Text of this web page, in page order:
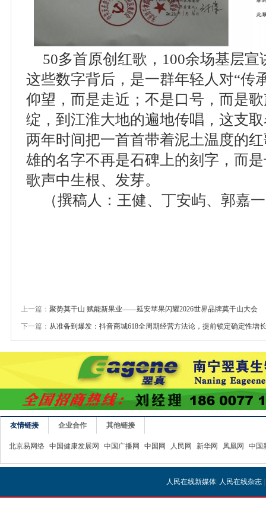
50多首原创红歌，100余场基层
这些数字背后，是一群年轻人对“传
仰望，而是走近；不是口号，而是
绽，到江淮大地的遍地传唱，这支
两年时间把一首首带着泥土温度的
雄的名字不再是石碑上的刻字，而
歌声中生根、发芽。
（撰稿人：王健、丁安屿、郭嘉
上一篇： 聚势莫干山 赋能新果业——延安苹果闪耀2026世界品牌莫干山大会
下一篇： 从准备到爆发：抖音商城618全周期经营方法论，提前锁定确定性增长
友情链接 企业合作 其他链接
北京易网络 中国健康发展网 中国广播网 中国网 人民网 新华网 凤凰网 中国
人民在线新媒体| 人民在线杂志|